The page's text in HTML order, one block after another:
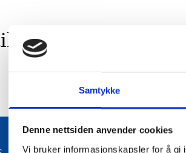
Samtykke
Denne nettsiden anvender cookies
Vi bruker informasjonskapsler for å gi